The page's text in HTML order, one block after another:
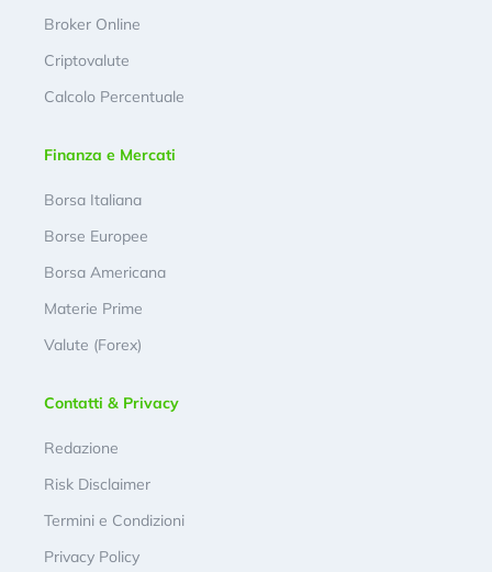
Broker Online
Criptovalute
Calcolo Percentuale
Finanza e Mercati
Borsa Italiana
Borse Europee
Borsa Americana
Materie Prime
Valute (Forex)
Contatti & Privacy
Redazione
Risk Disclaimer
Termini e Condizioni
Privacy Policy